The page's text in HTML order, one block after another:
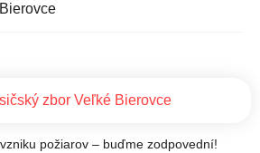
zbor Veľké Bierovce
požiarov – buďme zodpovední!